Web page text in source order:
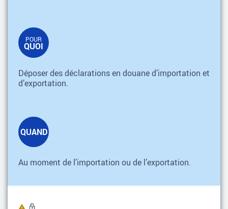
POUR
QUOI
Déposer des déclarations en douane d’importation et
d’exportation.
QUAND
Au moment de l’importation ou de l’exportation.